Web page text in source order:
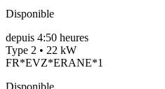
Disponible
depuis 4:50 heures
Type 2 • 22 kW
FR*EVZ*ERANE*1
Disponible